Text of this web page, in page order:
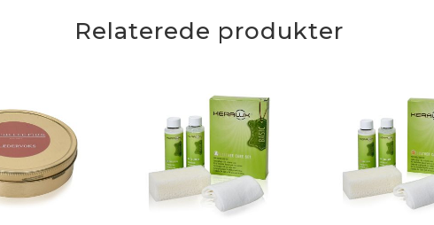
Relaterede produkter